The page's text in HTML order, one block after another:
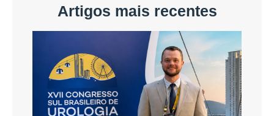
Artigos mais recentes